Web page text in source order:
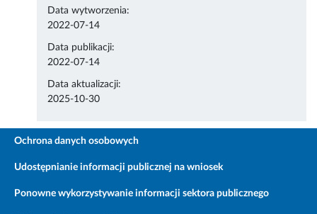
Data wytworzenia:
2022-07-14
Data publikacji:
2022-07-14
Data aktualizacji:
2025-10-30
Ochrona danych osobowych
Udostępnianie informacji publicznej na wniosek
Ponowne wykorzystywanie informacji sektora publicznego